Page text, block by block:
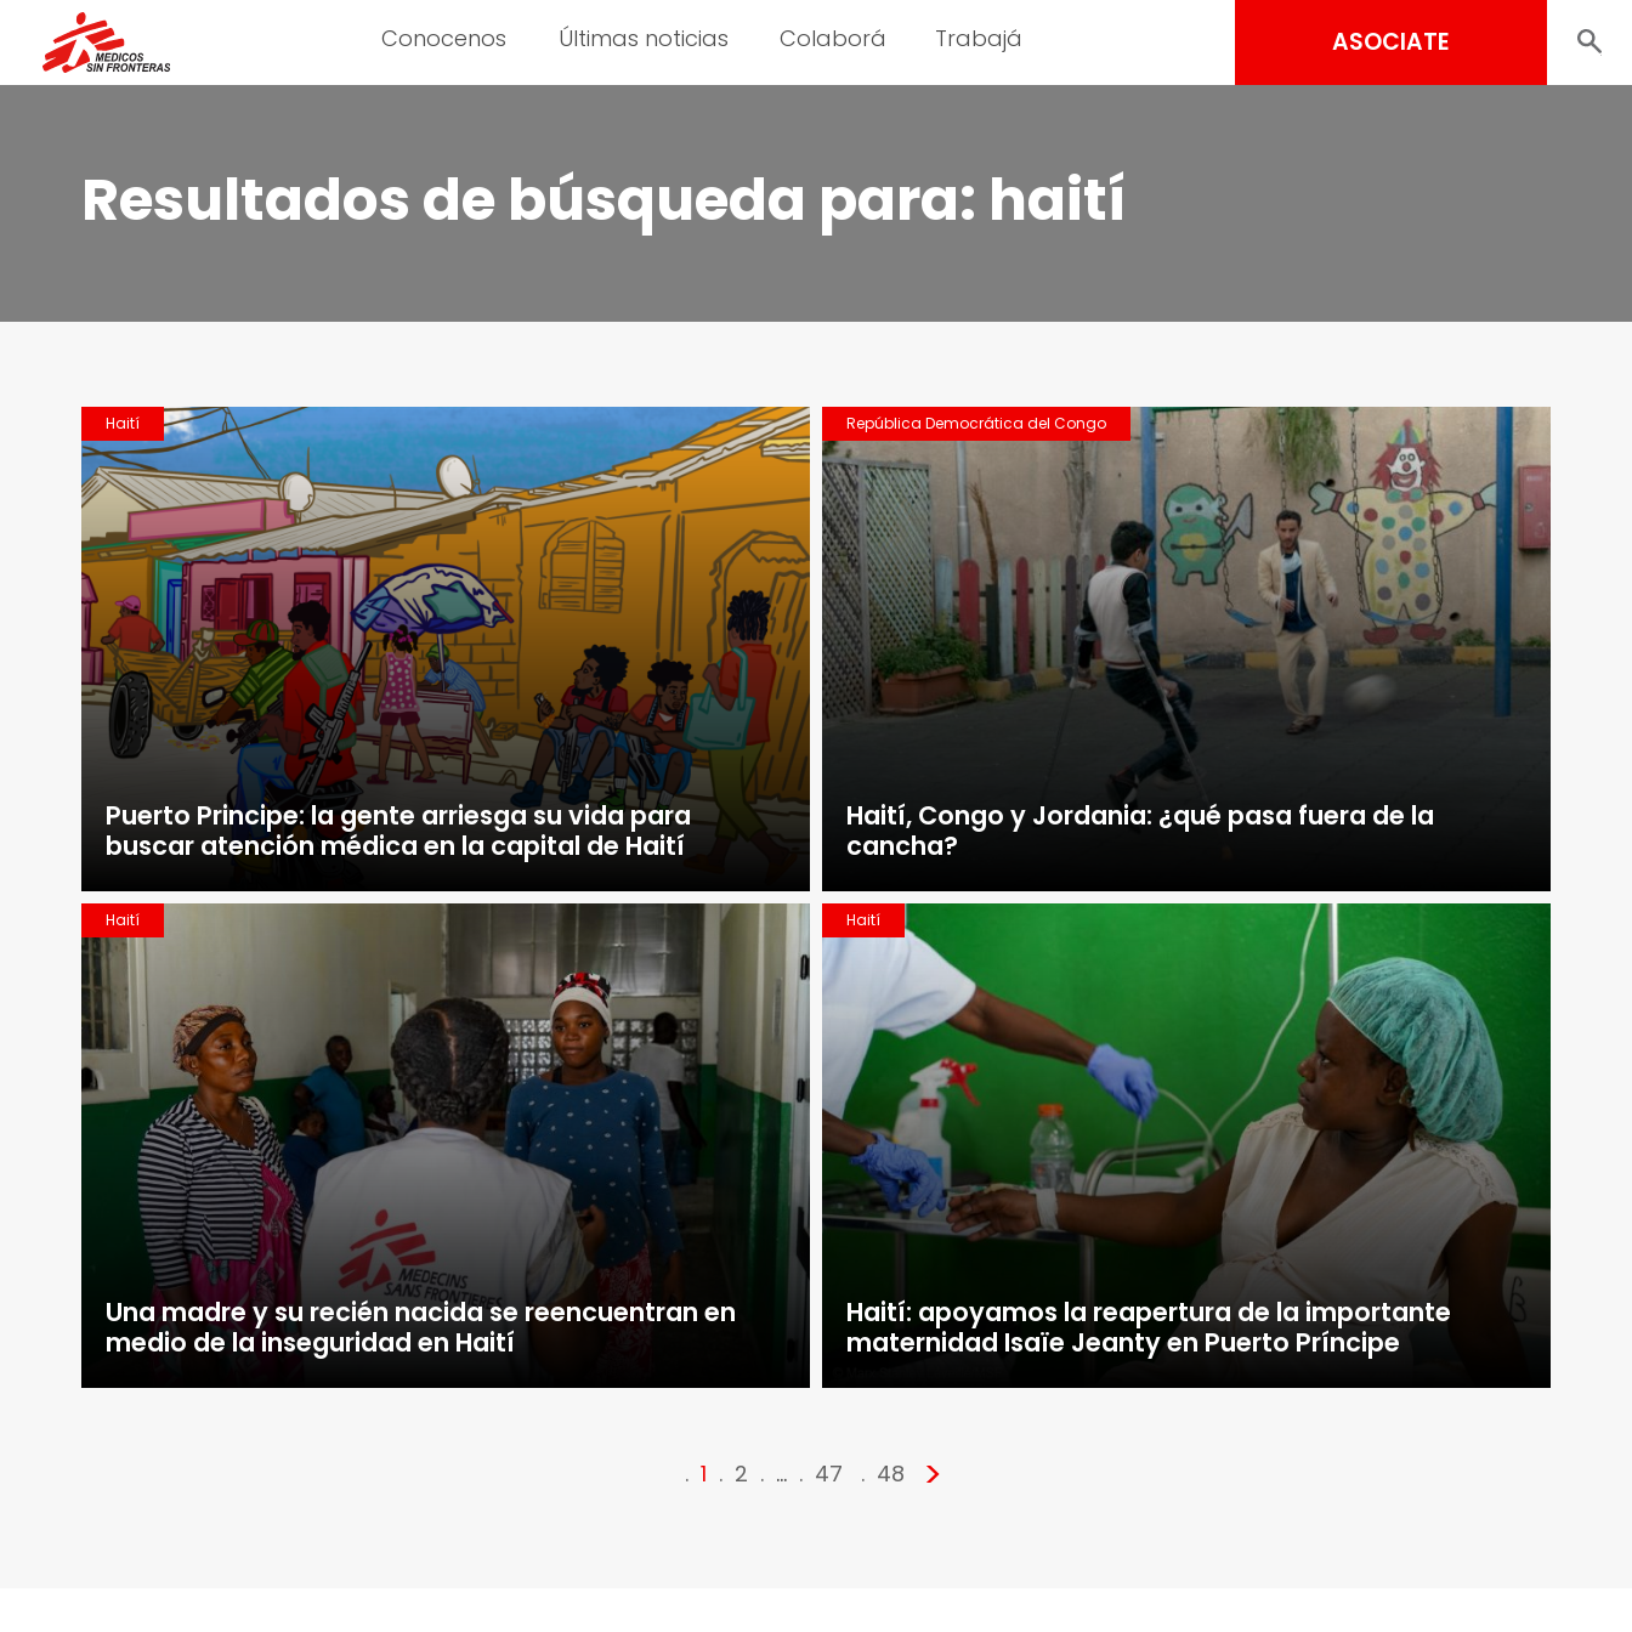
Conocenos Últimas noticias Colaborá Trabajá ASOCIATE
Resultados de búsqueda para: haití
Haití
Puerto Principe: la gente arriesga su vida para
buscar atención médica en la capital de Haití
República Democrática del Congo
Haití, Congo y Jordania: ¿qué pasa fuera de la
cancha?
Haití
Una madre y su recién nacida se reencuentran en
medio de la inseguridad en Haití
Haití
Haití: apoyamos la reapertura de la importante
maternidad Isaïe Jeanty en Puerto Príncipe
1 2 … 47 48 >